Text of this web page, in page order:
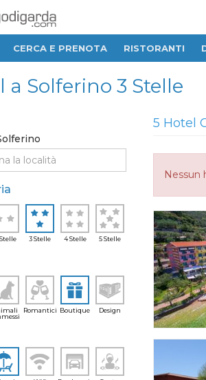
CERCA E PRENOTA RISTORANTI
a Solferino 3 Stelle
3 Stelle 4 Stelle 5 Stelle
Romantici Boutique Design
5 Hotel
Nessun